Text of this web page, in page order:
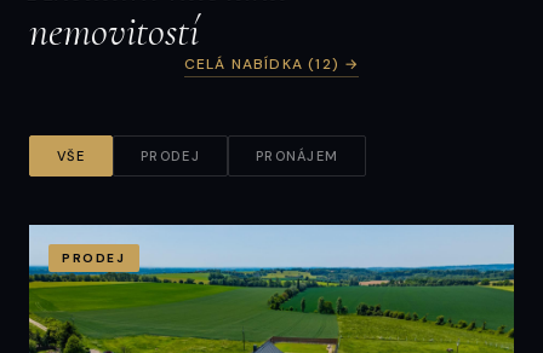
nemovitostí
CELÁ NABÍDKA (12) →
VŠE PRODEJ PRONÁJEM
PRODEJ